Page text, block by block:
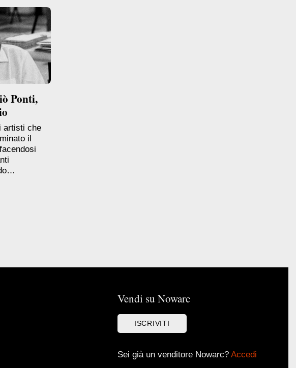
Ponti,
artisti che
il
Vendi su Nowarc
ISCRIVITI
Sei già un venditore Nowarc? Accedi